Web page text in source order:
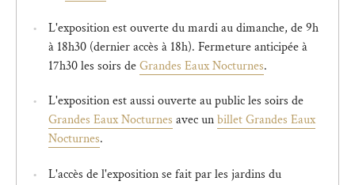
L'exposition est ouverte du mardi au dimanche, de 9h
à 18h30 (dernier accès à 18h). Fermeture anticipée à
17h30 les soirs deGrandes Eaux Nocturnes.
L'exposition est aussi ouverte au public les soirs de
Grandes Eaux Nocturnes avec unbillet Grandes Eaux
Nocturnes.
L'accès de l'exposition se fait par les jardins du